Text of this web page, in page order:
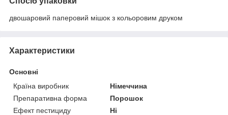
двошаровий паперовий мішок з кольоровим друком
Характеристики
Основні
Країна виробник
Німеччина
Препаративна форма
Порошок
Ефект пестициду
Ні